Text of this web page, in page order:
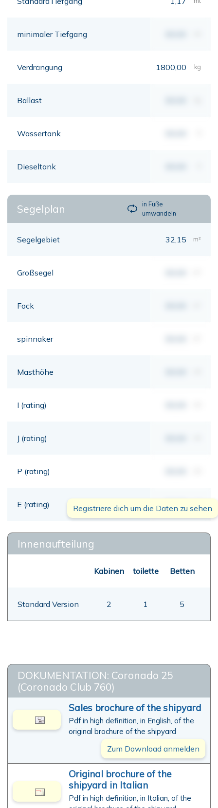
minimaler Tiefgang
Verdrängung 1800,00 kg
Ballast
Wassertank
Dieseltank
Segelplan
in Füße
umwandeln
Segelgebiet 32,15 m²
Großsegel
Fock
spinnaker
Masthöhe
I (rating)
J (rating)
P (rating)
E (rating) 00,00 mt
Registriere dich um die Daten zu sehen
Innenaufteilung
Kabinen toilette Betten
Standard Version 2 1 5
DOKUMENTATION: Coronado 25
(Coronado Club 760)
Sales brochure of the shipyard
Pdf in high definition, in English, of the
original brochure of the shipyard
Zum Download anmelden
Original brochure of the
shipyard in Italian
Pdf in high definition, in Italian, of the